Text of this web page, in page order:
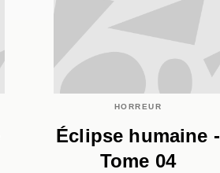
HORREUR
Éclipse humaine -
Tome 04